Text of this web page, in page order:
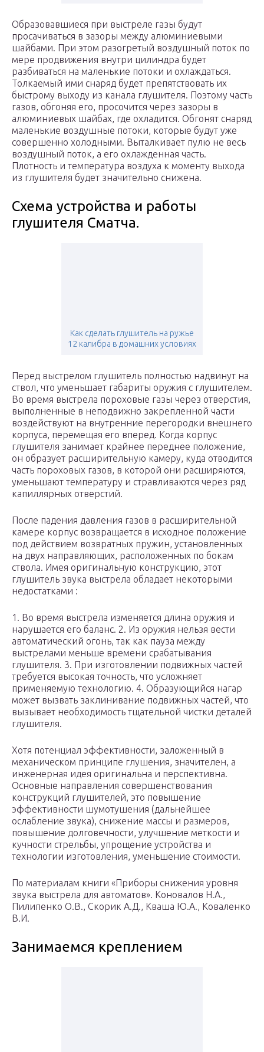
Образовавшиеся при выстреле газы будут
просачиваться в зазоры между алюминиевыми
шайбами. При этом разогретый воздушный поток по
мере продвижения внутри цилиндра будет
разбиваться на маленькие потоки и охлаждаться.
Толкаемый ими снаряд будет препятствовать их
быстрому выходу из канала глушителя. Поэтому часть
газов, обгоняя его, просочится через зазоры в
алюминиевых шайбах, где охладится. Обгонят снаряд
маленькие воздушные потоки, которые будут уже
совершенно холодными. Выталкивает пулю не весь
воздушный поток, а его охлажденная часть.
Плотность и температура воздуха к моменту выхода
из глушителя будет значительно снижена.
Схема устройства и работы
глушителя Сматча.
Как сделать глушитель на ружье
12 калибра в домашних условиях
Перед выстрелом глушитель полностью надвинут на
ствол, что уменьшает габариты оружия с глушителем.
Во время выстрела пороховые газы через отверстия,
выполненные в неподвижно закрепленной части
воздействуют на внутренние перегородки внешнего
корпуса, перемещая его вперед. Когда корпус
глушителя занимает крайнее переднее положение,
он образует расширительную камеру, куда отводится
часть пороховых газов, в которой они расширяются,
уменьшают температуру и стравливаются через ряд
капиллярных отверстий.
После падения давления газов в расширительной
камере корпус возвращается в исходное положение
под действием возвратных пружин, установленных
на двух направляющих, расположенных по бокам
ствола. Имея оригинальную конструкцию, этот
глушитель звука выстрела обладает некоторыми
недостатками :
1. Во время выстрела изменяется длина оружия и
нарушается его баланс. 2. Из оружия нельзя вести
автоматический огонь, так как пауза между
выстрелами меньше времени срабатывания
глушителя. 3. При изготовлении подвижных частей
требуется высокая точность, что усложняет
применяемую технологию. 4. Образующийся нагар
может вызвать заклинивание подвижных частей, что
вызывает необходимость тщательной чистки деталей
глушителя.
Хотя потенциал эффективности, заложенный в
механическом принципе глушения, значителен, а
инженерная идея оригинальна и перспективна.
Основные направления совершенствования
конструкций глушителей, это повышение
эффективности шумотушения (дальнейшее
ослабление звука), снижение массы и размеров,
повышение долговечности, улучшение меткости и
кучности стрельбы, упрощение устройства и
технологии изготовления, уменьшение стоимости.
По материалам книги «Приборы снижения уровня
звука выстрела для автоматов». Коновалов Н.А.,
Пилипенко О.В., Скорик А.Д., Кваша Ю.А., Коваленко
В.И.
Занимаемся креплением